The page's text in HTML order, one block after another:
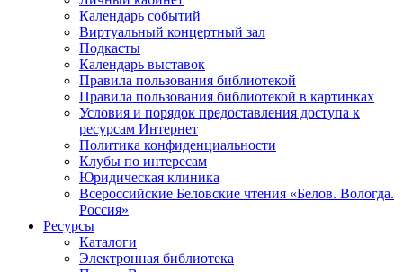
Календарь событий
Виртуальный концертный зал
Подкасты
Календарь выставок
Правила пользования библиотекой
Правила пользования библиотекой в картинках
Условия и порядок предоставления доступа к
ресурсам Интернет
Политика конфиденциальности
Клубы по интересам
Юридическая клиника
Всероссийские Беловские чтения «Белов. Вологда.
Россия»
Ресурсы
Каталоги
Электронная библиотека